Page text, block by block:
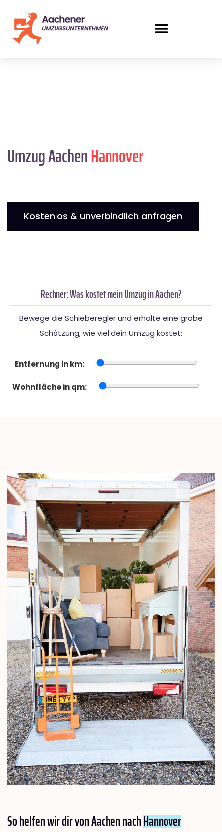
Umzug AachenHannover
Kostenlos & unverbindlich anfragen
Rechner: Was kostet mein Umzug in Aachen?
Bewege die Schieberegler und erhalte eine grobe
Schätzung, wie viel dein Umzug kostet:
Entfernung in km:
Wohnfläche in qm:
So helfen wir dir von Aachen nachHannover